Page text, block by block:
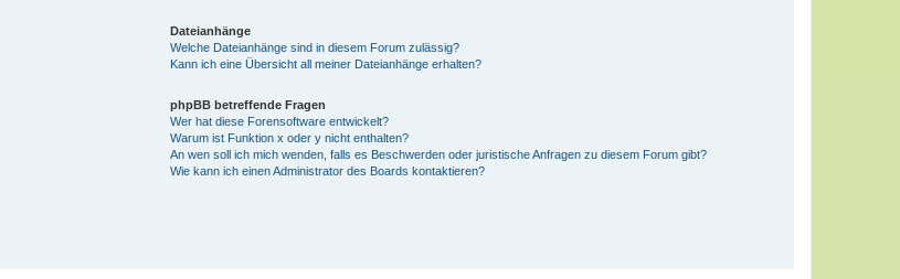
Dateianhänge
Welche Dateianhänge sind in diesem Forum zulässig?
Kann ich eine Übersicht all meiner Dateianhänge erhalten?
phpBB betreffende Fragen
Wer hat diese Forensoftware entwickelt?
Warum ist Funktion x oder y nicht enthalten?
An wen soll ich mich wenden, falls es Beschwerden oder juristische Anfragen zu diesem Forum gibt?
Wie kann ich einen Administrator des Boards kontaktieren?